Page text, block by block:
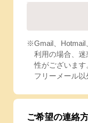
Gmail、Hotmail
利用の場合、
性がございます
フリーメール以
ご希望の連絡